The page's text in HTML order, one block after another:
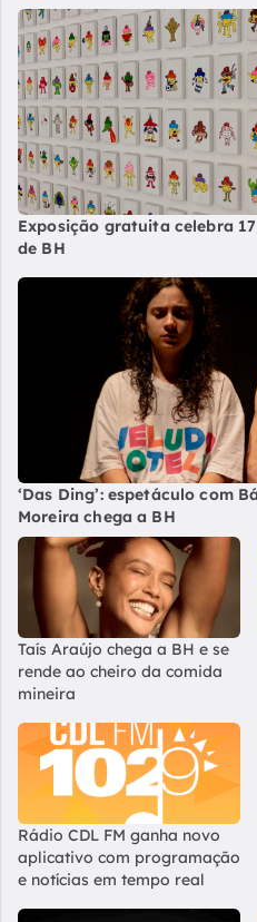
Exposição gratuita celebra
de BH
‘Das Ding’: espetáculo com
Moreira chega a BH
Taís Araújo chega a BH e se
rende ao cheiro da comida
mineira
Rádio CDL FM ganha novo
aplicativo com programação
e notícias em tempo real